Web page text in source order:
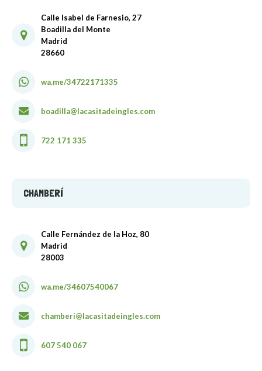
Calle Isabel de Farnesio, 27
Boadilla del Monte
Madrid
28660
wa.me/34722171335
boadilla@lacasitadeingles.com
722 171 335
CHAMBERÍ
Calle Fernández de la Hoz, 80
Madrid
28003
wa.me/34607540067
chamberi@lacasitadeingles.com
607 540 067